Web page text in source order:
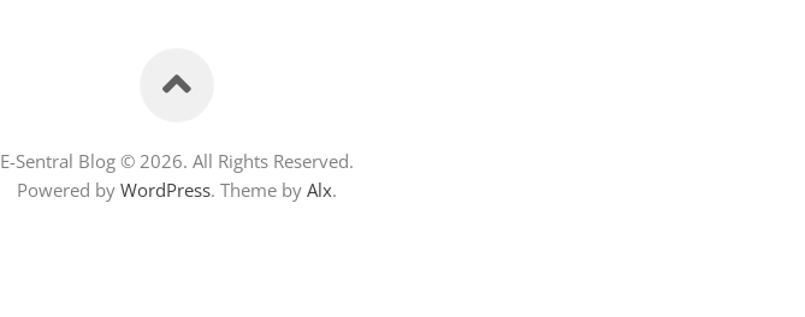
E-Sentral Blog © 2026. All Rights Reserved.
Powered by WordPress. Theme by Alx.